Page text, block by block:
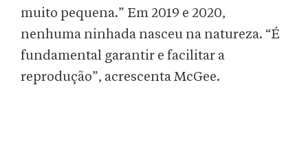
muito pequena.” Em 2019 e 2020,
nenhuma ninhada nasceu na natureza. “É
fundamental garantir e facilitar a
reprodução”, acrescenta McGee.